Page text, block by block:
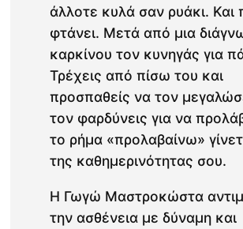
άλλοτε κυλά σαν ρυάκι. Και
φτάνει. Μετά από μια
καρκίνου τον κυνηγάς για
Τρέχεις από πίσω του και
προσπαθείς να τον
τον φαρδύνεις για να
το ρήμα «προλαβαίνω»
της καθημερινότητας σου.
Η Γωγώ Μαστροκώστα
την ασθένεια με δύναμη και